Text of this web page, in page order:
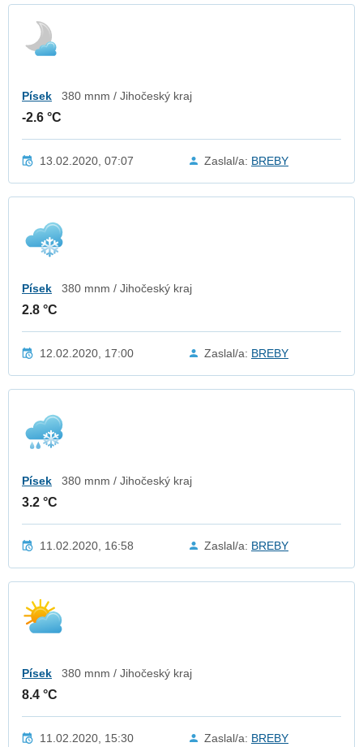
Písek 380 mnm / Jihočeský kraj
-2.6 °C
13.02.2020, 07:07 Zaslal/a: BREBY
Písek 380 mnm / Jihočeský kraj
2.8 °C
12.02.2020, 17:00 Zaslal/a: BREBY
Písek 380 mnm / Jihočeský kraj
3.2 °C
11.02.2020, 16:58 Zaslal/a: BREBY
Písek 380 mnm / Jihočeský kraj
8.4 °C
11.02.2020, 15:30 Zaslal/a: BREBY